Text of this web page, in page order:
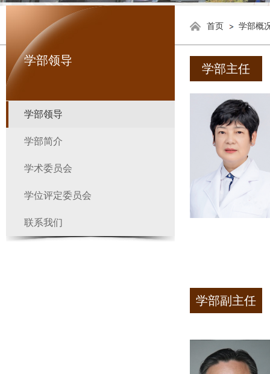
学部领导
学部领导
学部简介
学术委员会
学位评定委员会
联系我们
首页 学部概
学部主任
学部副主任